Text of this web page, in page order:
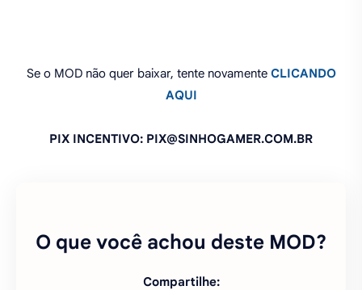
O que você achou deste MOD?
Compartilhe:
PEDIR ATUALIZAÇÃO DO MOD
FAZER PEDIDO DE MOD